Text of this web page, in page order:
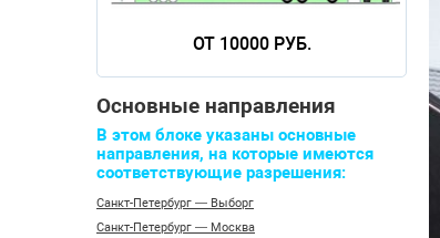
ОТ 10000 РУБ.
Основные направления
В этом блоке указаны основные
направления, на которые имеются
соответствующие разрешения:
Санкт-Петербург — Выборг
Санкт-Петербург — Москва